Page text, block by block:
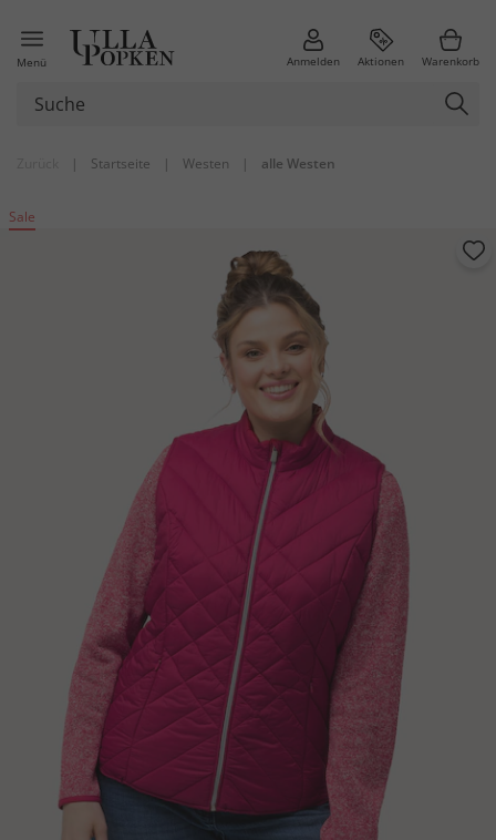
Menü Anmelden Aktionen Warenkorb
| Startseite | Westen | alle Westen
Sale